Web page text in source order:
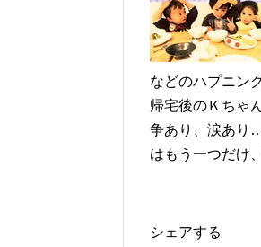
などのハプニン
帰宅後のＫちゃ
争あり、涙あり
はもう一つだけ
シェアする